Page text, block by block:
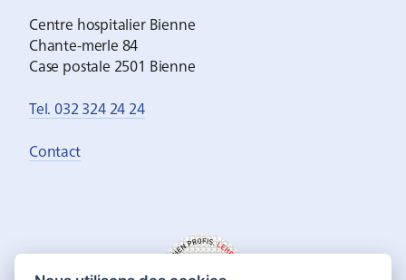
Centre hospitalier Bienne
Chante-merle 84
Case postale 2501 Bienne
Tel. 032 324 24 24
Contact